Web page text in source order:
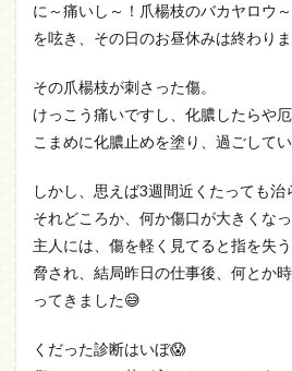
に～痛いし～！爪楊枝のバカヤロウ
を呟き、その日のお昼休みは終わりま
その爪楊枝が刺さった傷。
けっこう痛いですし、化膿したらや
こまめに化膿止めを塗り、過ごしてい
しかし、思えば3週間近くたっても治
それどころか、何か傷口が大きくな
主人には、傷を軽く見てると指を失
脅され、結局昨日の仕事後、何とか
ってきました😅
くだった診断はいぼ😱